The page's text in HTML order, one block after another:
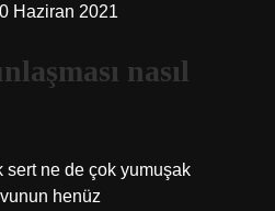
Haziran 2021
nasıl
sert ne de çok yumuşak
henüz